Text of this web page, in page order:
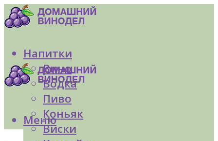
Напитки
Вино
Водка
Пиво
Коньяк
Виски
Меню